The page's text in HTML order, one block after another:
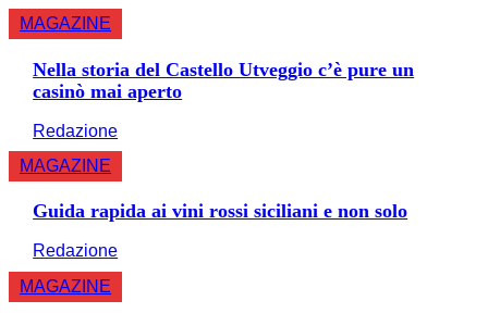
MAGAZINE
Nella storia del Castello Utveggio c’è pure un
casinò mai aperto
Redazione
MAGAZINE
Guida rapida ai vini rossi siciliani e non solo
Redazione
MAGAZINE